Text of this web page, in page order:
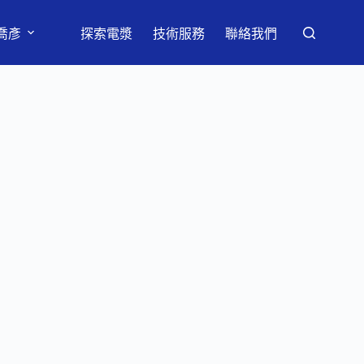
彥 探索電漿 技術服務 聯絡我們